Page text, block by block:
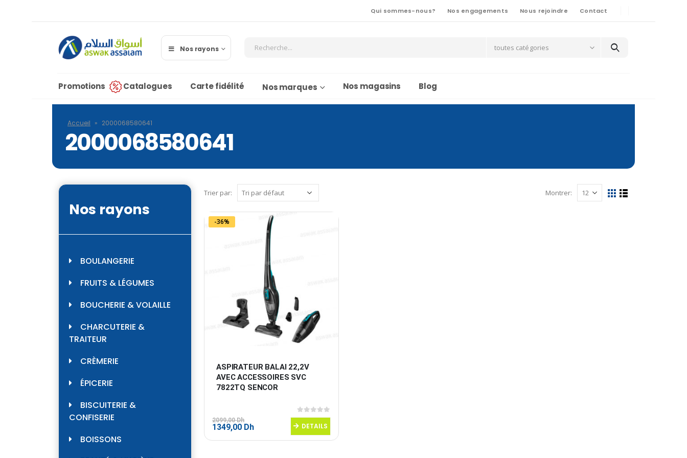
Qui sommes-nous? Nos engagements Nous rejoindre Contact
Nos rayons toutes catégories
Promotions Catalogues Carte fidélité Nos marques Nos magasins Blog
Accueil » 2000068580641
2000068580641
Trier par: Montrer:
-36%
ASPIRATEUR BALAI 22,2V
AVEC ACCESSOIRES SVC
7822TQ SENCOR
0sur 5
2099,00Dh
Le
initial
1349,00 DhLe
actuel
DETAILS
Nos rayons
BOULANGERIE
FRUITS & LÉGUMES
BOUCHERIE & VOLAILLE
CHARCUTERIE &
TRAITEUR
CRÈMERIE
ÉPICERIE
BISCUITERIE &
CONFISERIE
BOISSONS